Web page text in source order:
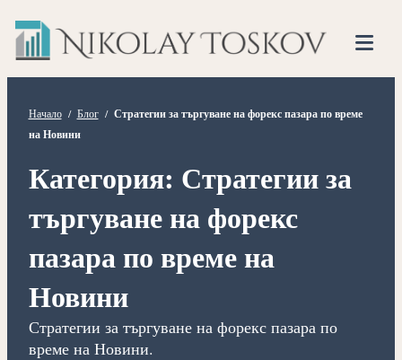
Прескочете
към
съдържанието
Финансов
Начало / Блог / Стратегии за търгуване на форекс пазара по време
на Новини
Категория: Стратегии за
търгуване на форекс
пазара по време на
Новини
Стратегии за търгуване на форекс пазара по
време на Новини.